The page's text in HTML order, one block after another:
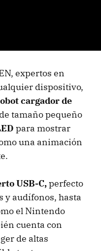
expertos en
dispositivo,
cargador de
tamaño pequeño
para mostrar
una animación
USB-C,perfecto
y audífonos, hasta
el Nintendo
cuenta con
de altas